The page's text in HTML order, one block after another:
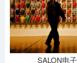
SALON电